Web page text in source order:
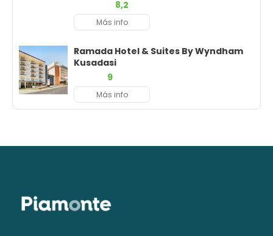
8,2
Más info
Ramada Hotel & Suites By Wyndham
Kusadasi
9
Más info